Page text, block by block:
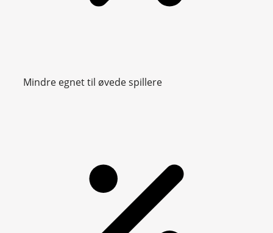
Mindre egnet til øvede spillere